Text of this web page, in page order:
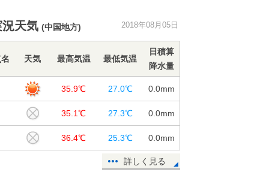
暦ではまもなく秋ですが、暑さは衰
山形県で記録的短時間大雨情報
05日14:16
40度迫る暑さ 関東は徐々に台風の
高波
05日09:06
北海道は猛暑一転 記録的冷え込み
況天気 (中国地方) 2018年08月05日
天気 最高気温 最低気温
日積算
降水量
35.9℃ 27.0℃ 0.0mm
35.1℃ 27.3℃ 0.0mm
36.4℃ 25.3℃ 0.0mm
詳しく見る